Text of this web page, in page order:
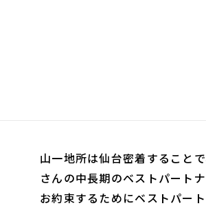
山一地所は仙台密着すること
さんの中長期のベストパート
お約束するためにベストパー